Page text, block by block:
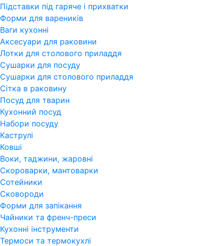
Підставки під гаряче і прихватки
Форми для вареників
Ваги кухонні
Аксесуари для раковини
Лотки для столового приладдя
Сушарки для посуду
Сушарки для столового приладдя
Сітка в раковину
Посуд для тварин
Кухонний посуд
Набори посуду
Каструлі
Ковші
Воки, таджини, жаровні
Скороварки, мантоварки
Сотейники
Сковороди
Форми для запікання
Чайники та френч-преси
Кухонні інструменти
Термоси та термокухлі